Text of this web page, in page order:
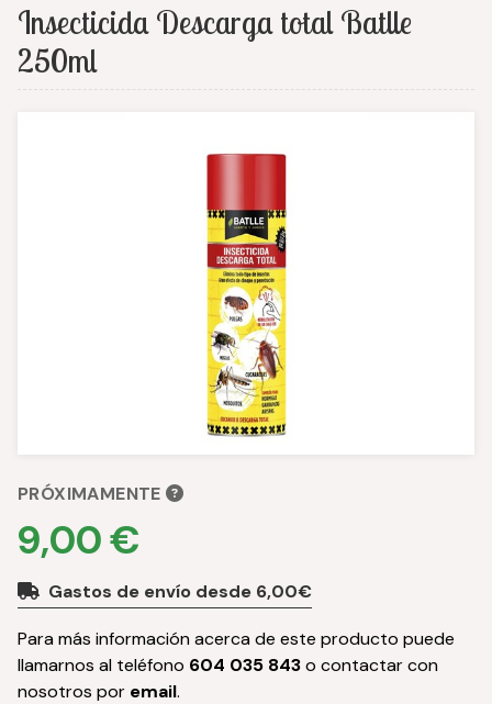
Insecticida Descarga total Batlle
250ml
PRÓXIMAMENTE
9,00 €
Gastos de envío desde 6,00€
Para más información acerca de este producto puede
llamarnos al teléfono 604 035 843o contactar con
nosotros por email.